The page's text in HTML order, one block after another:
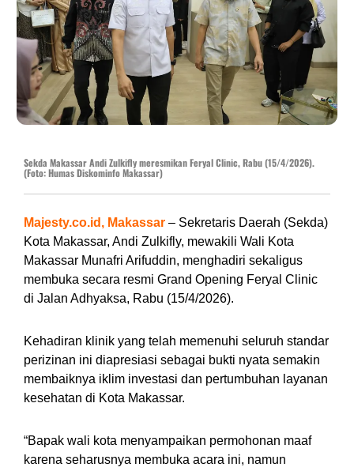
Sekda Makassar Andi Zulkifly meresmikan Feryal Clinic, Rabu (15/4/2026).
(Foto: Humas Diskominfo Makassar)
Majesty.co.id, Makassar – Sekretaris Daerah (Sekda)
Kota Makassar, Andi Zulkifly, mewakili Wali Kota
Makassar Munafri Arifuddin, menghadiri sekaligus
membuka secara resmi Grand Opening Feryal Clinic
di Jalan Adhyaksa, Rabu (15/4/2026).
Kehadiran klinik yang telah memenuhi seluruh standar
perizinan ini diapresiasi sebagai bukti nyata semakin
membaiknya iklim investasi dan pertumbuhan layanan
kesehatan di Kota Makassar.
“Bapak wali kota menyampaikan permohonan maaf
karena seharusnya membuka acara ini, namun